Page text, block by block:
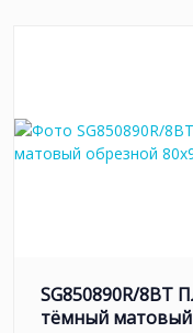
SG850890R/8BT
тёмный матовый